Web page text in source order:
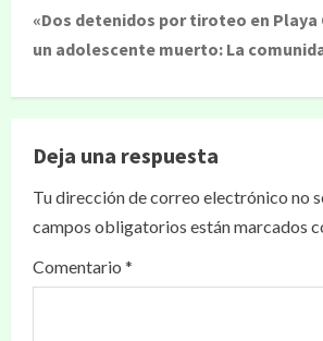
«Dos detenidos por tiroteo en Playa
un adolescente muerto: La
Deja una respuesta
Tu dirección de correo electrónico no
campos obligatorios están marcados
Comentario *